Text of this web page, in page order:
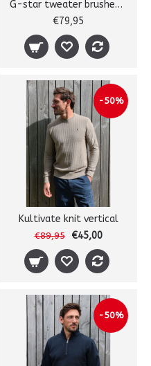
G-star tweater brushed r l/s
€79,95
-50%
Kultivate knit vertical
€89,95 €45,00
-50%